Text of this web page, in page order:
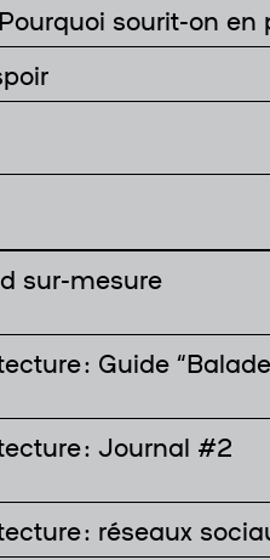
sourit-on en
sur-mesure
: Guide
: Journal #2
: réseaux